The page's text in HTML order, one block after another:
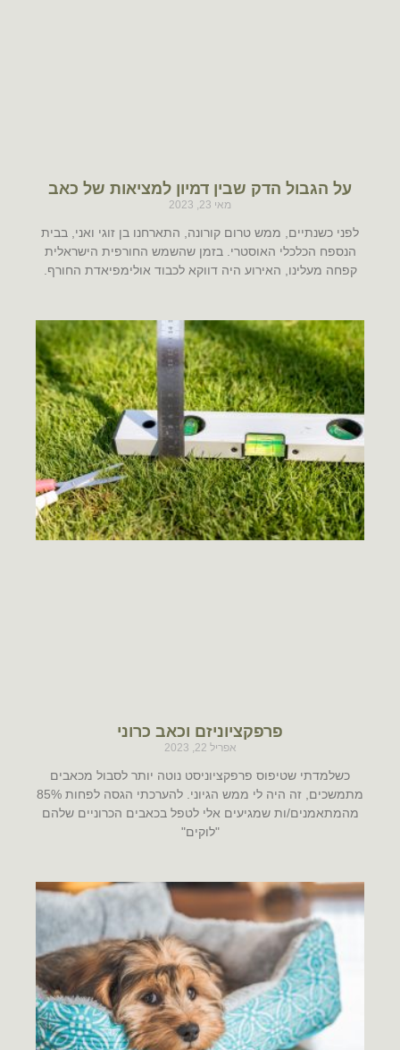
על הגבול הדק שבין דמיון למציאות של כאב
מאי 23, 2023
לפני כשנתיים, ממש טרום קורונה, התארחנו בן זוגי ואני, בבית
הנספח הכלכלי האוסטרי. בזמן שהשמש החורפית הישראלית
קפחה מעלינו, האירוע היה דווקא לכבוד אולימפיאדת החורף.
פרפקציוניזם וכאב כרוני
אפריל 22, 2023
כשלמדתי שטיפוס פרפקציוניסט נוטה יותר לסבול מכאבים
מתמשכים, זה היה לי ממש הגיוני. להערכתי הגסה לפחות 85%
מהמתאמנים/ות שמגיעים אלי לטפל בכאבים הכרוניים שלהם
"לוקים"